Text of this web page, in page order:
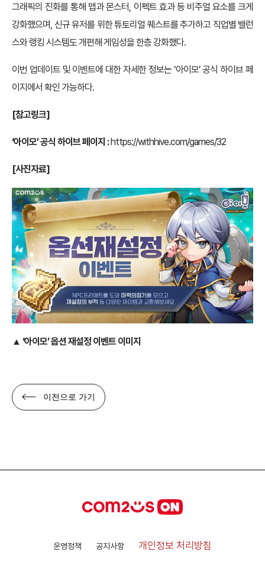
그래픽의 진화를 통해 맵과 몬스터, 이펙트 효과 등 비주얼 요소를 크게
강화했으며, 신규 유저를 위한 튜토리얼 퀘스트를 추가하고 직업별 밸런
스와 랭킹 시스템도 개편해 게임성을 한층 강화했다.
이번 업데이트 및 이벤트에 대한 자세한 정보는 ‘아이모’ 공식 하이브 페
이지에서 확인 가능하다.
[참고링크]
‘아이모’ 공식 하이브 페이지 :https://withhive.com/games/32
[사진자료]
▲ ‘아이모’ 옵션 재설정 이벤트 이미지
이전으로 가기
운영정책 공지사항 개인정보 처리방침